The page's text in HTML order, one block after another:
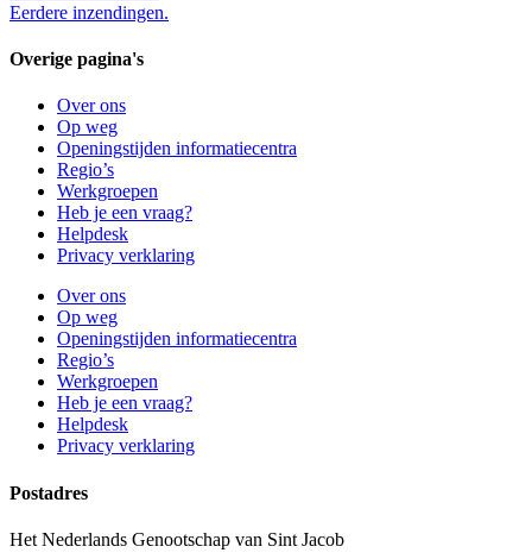
Eerdere inzendingen.
Overige pagina's
Over ons
Op weg
Openingstijden informatiecentra
Regio’s
Werkgroepen
Heb je een vraag?
Helpdesk
Privacy verklaring
Over ons
Op weg
Openingstijden informatiecentra
Regio’s
Werkgroepen
Heb je een vraag?
Helpdesk
Privacy verklaring
Postadres
Het Nederlands Genootschap van Sint Jacob